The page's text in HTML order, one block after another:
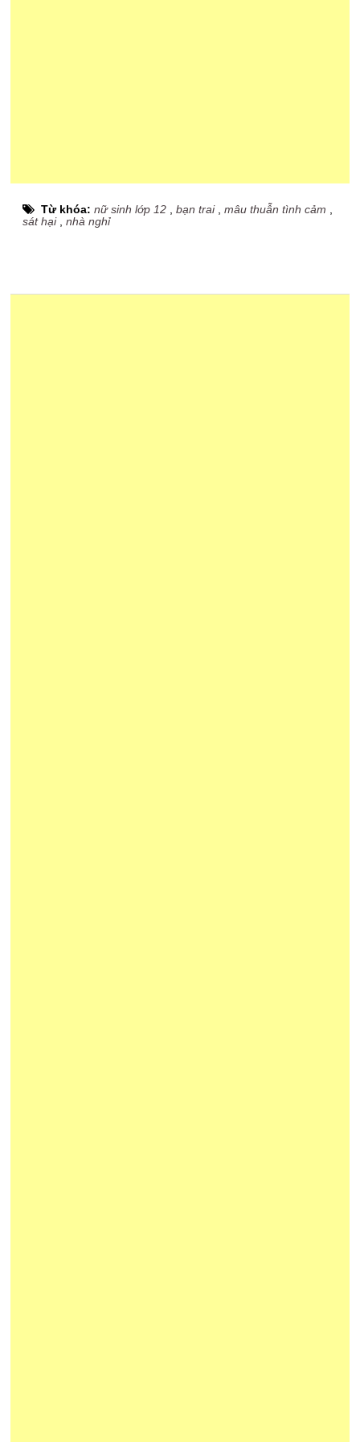
Từ khóa:nữ sinh lớp 12 ,bạn trai,mâu thuẫn tình cảm
sát hại,nhà nghỉ